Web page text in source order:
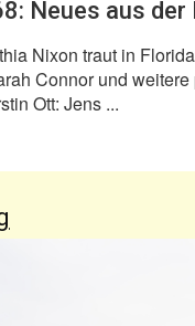
Neues aus
Nixon traut in
Connor und
Ott: Jens ...